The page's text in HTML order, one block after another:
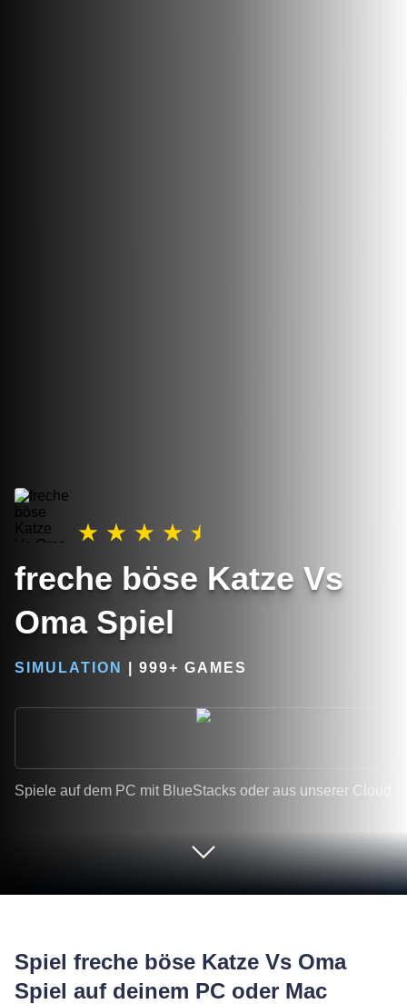
freche böse Katze Vs
Oma Spiel
SIMULATION 999+ GAMES
Spiele auf dem PC mit BlueStacks oder aus unserer Cloud
Spiel freche böse Katze Vs Oma
Spiel auf deinem PC oder Mac